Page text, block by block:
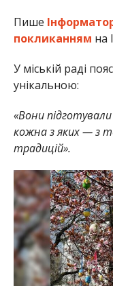
Пише
покликанням на
У міській раді
унікальною:
«Вони
кожна з яких — з
традицій».